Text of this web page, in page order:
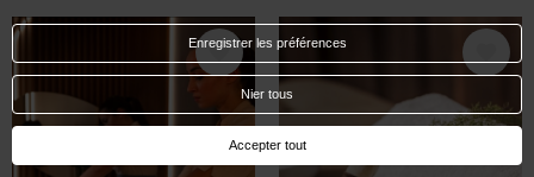
Enregistrer les préférences
Nier tous
Accepter tout
Image Image